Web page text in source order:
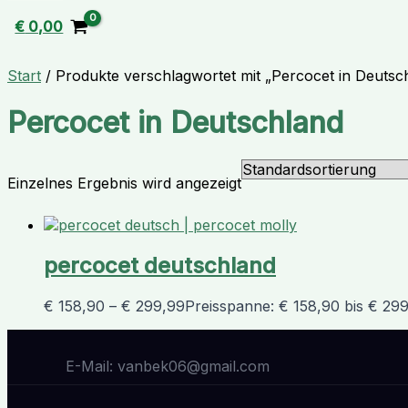
€ 0,00
Start / Produkte verschlagwortet mit „Percocet in
Percocet in Deutschland
Einzelnes Ergebnis wird angezeigt
percocet deutschland
€ 158,90 – € 299,99Preisspanne: € 158,90 bis €
E-Mail: vanbek06@gmail.com